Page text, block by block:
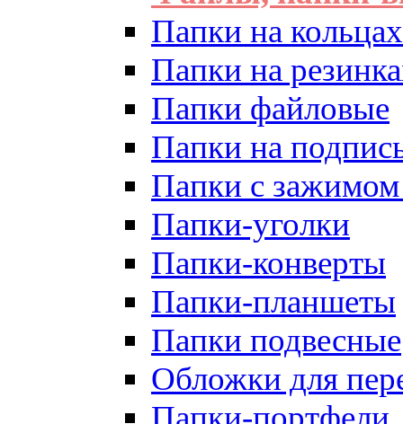
Папки на кольцах
Папки на
Папки файловые
Папки на
Папки с
Папки-уголки
Папки-конверты
Папки-планшеты
Папки подвесные
Обложки для